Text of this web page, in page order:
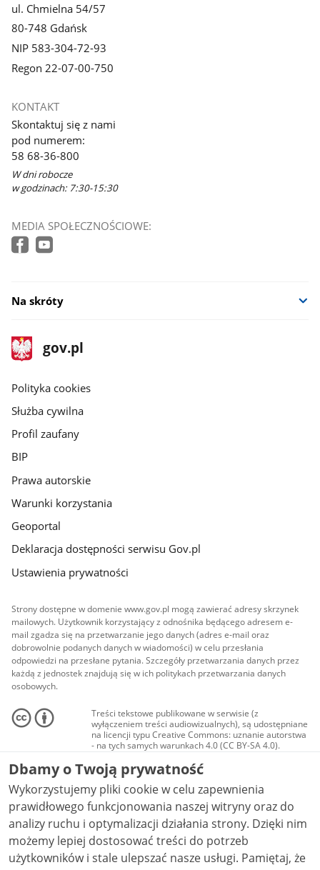
ul. Chmielna 54/57
80-748 Gdańsk
NIP 583-304-72-93
Regon 22-07-00-750
KONTAKT
Skontaktuj się z nami
pod numerem:
58 68-36-800
W dni robocze
w godzinach: 7:30-15:30
MEDIA SPOŁECZNOŚCIOWE:
Na skróty
stopka
gov.pl
Strona
gov.pl
gov.pl
Polityka cookies
Służba cywilna
Profil zaufany
BIP
Prawa autorskie
Warunki korzystania
Geoportal
Deklaracja dostępności serwisu Gov.pl
Ustawienia prywatności
Strony dostępne w domenie www.gov.pl mogą zawierać adresy skrzynek
mailowych. Użytkownik korzystający z odnośnika będącego adresem e-
mail zgadza się na przetwarzanie jego danych (adres e-mail oraz
dobrowolnie podanych danych w wiadomości) w celu przesłania
odpowiedzi na przesłane pytania. Szczegóły przetwarzania danych przez
każdą z jednostek znajdują się w ich politykach przetwarzania danych
osobowych.
Treści tekstowe publikowane w serwisie (z
wyłączeniem treści audiowizualnych), są udostępniane
na licencji typu Creative Commons: uznanie autorstwa
- na tych samych warunkach 4.0 (CC BY-SA 4.0).
Materiały audiowizualne, w tym zdjęcia, materiały
audio i wideo, są udostępniane na licencji typu
Creative Commons: uznanie autorstwa użycie
niekomercyjne - bez utworów zależnych 4.0 (CC BY-
NC-ND 4.0), o ile nie jest to stwierdzone inaczej.
Dbamy o Twoją prywatność
Wykorzystujemy pliki cookie w celu zapewnienia
prawidłowego funkcjonowania naszej witryny oraz do
analizy ruchu i optymalizacji działania strony. Dzięki nim
możemy lepiej dostosować treści do potrzeb
użytkowników i stale ulepszać nasze usługi. Pamiętaj, że